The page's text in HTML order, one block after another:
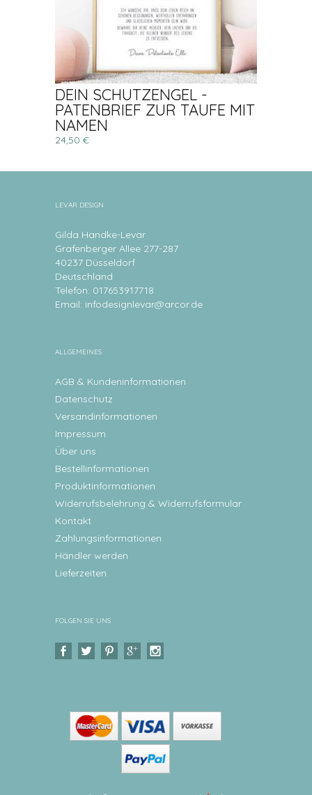
DEIN SCHUTZENGEL -
PATENBRIEF ZUR TAUFE MIT
NAMEN
24,50 €
LEVAR DESIGN
Gilda Handke-Levar
Grafenberger Allee 277-287
40237 Düsseldorf
Deutschland
Telefon: 017653917718
Email: infodesignlevar@arcor.de
ALLGEMEINES
AGB & Kundeninformationen
Datenschutz
Versandinformationen
Impressum
Über uns
Bestellinformationen
Produktinformationen
Widerrufsbelehrung & Widerrufsformular
Kontakt
Zahlungsinformationen
Händler werden
Lieferzeiten
FOLGEN SIE UNS